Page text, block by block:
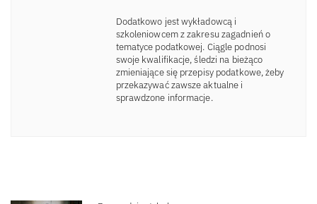
Dodatkowo jest wykładowcą i
szkoleniowcem z zakresu zagadnień o
tematyce podatkowej. Ciągle podnosi
swoje kwalifikacje, śledzi na bieżąco
zmieniające się przepisy podatkowe, żeby
przekazywać zawsze aktualne i
sprawdzone informacje.